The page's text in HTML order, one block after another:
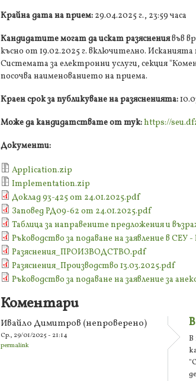
Крайна дата на прием: 29.04.2025 г., 23:59 часа
Кандидатите могат да искат разяснениявъв
късно от 19.02.2025 г. включително.
Системата за електронни услуги, секция
посочва наименованието на приема.
Краен срок за публикуване на разясненията:
Може да кандидатствате от тук:https://
Документи:
Application.zip
Implementation.zip
Доклад 93-425 от 24.01.2025.pdf
Заповед РД09-62 от 24.01.2025.pdf
Таблица за направените предложения и
Ръководство за подаване на заявление в СЕУ
Разяснения_ПРОИЗВОДСТВО.pdf
Разяснения_Производство 13.03.2025.pdf
Ръководство за подаване на заявление за
Коментари
Ивайло Димитров (непроверено)
Ср., 29/01/2025 - 21:14
permalink
В